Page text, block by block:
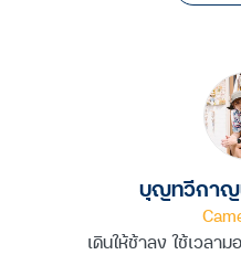
บุญทวีกา
เดินให้ช้าลง ใช้เวลา